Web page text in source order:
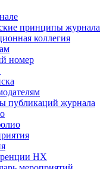
принципы журнала
коллегия
номер
публикаций журнала
НХ